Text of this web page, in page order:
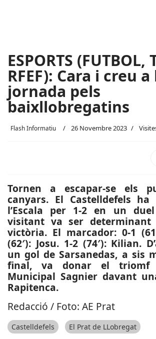
ESPORTS (FUTBOL,
RFEF): Cara i creu a
jornada pels
baixllobregatins
Flash Informatiu 26 Novembre 2023
Tornen a escapar-se els
canyars. El Castelldefels
l’Escala per 1-2 en un
visitant va ser determinant
victòria. El marcador: 0-1
(62′): Josu. 1-2 (74′): Kilian.
un gol de Sarsanedas, a sis
final, va donar el
Municipal Sagnier davant
Rapitenca.
Redacció / Foto: AE Prat
Castelldefels El Prat de LLobregat